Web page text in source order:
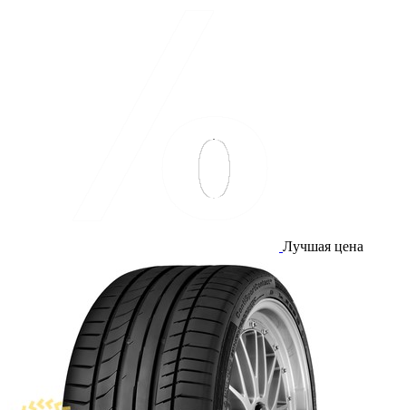
Лучшая цена